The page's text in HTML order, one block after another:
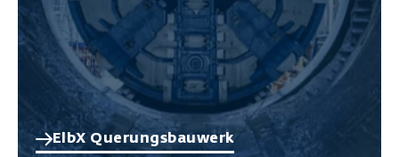
ElbX Querungsbauwerk